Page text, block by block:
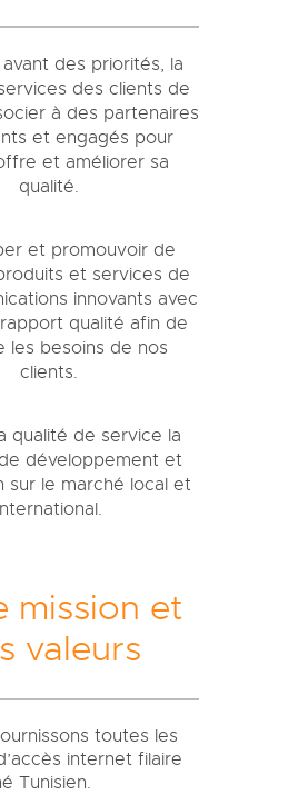
des priorités, la
des clients de
à des partenaires
et engagés pour
et améliorer sa
qualité.
et promouvoir de
et services de
innovants avec
qualité afin de
les besoins de nos
clients.
qualité de service la
développement et
sur le marché local et
mission et
valeurs
toutes les
internet filaire
Tunisien.